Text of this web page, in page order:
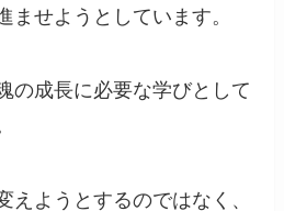
ませようとしています。
の成長に必要な学びとして
えようとするのではなく、